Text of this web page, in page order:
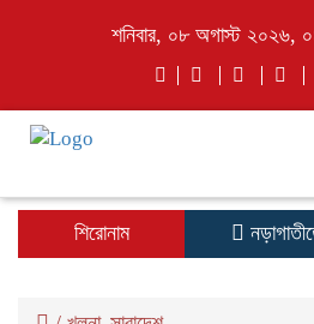
শনিবার, ০৮ অগাস্ট ২০২৬,
শিরোনাম